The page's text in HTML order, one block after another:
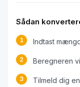
Sådan
1 Indtast
2 Beregneren
3
Tilmeld dig